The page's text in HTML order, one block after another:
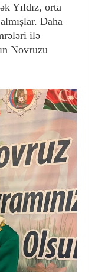
Yıldız, orta
Daha
ilə
Novruzu